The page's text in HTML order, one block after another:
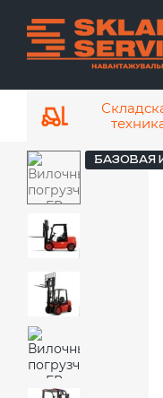
БАЗОВАЯ